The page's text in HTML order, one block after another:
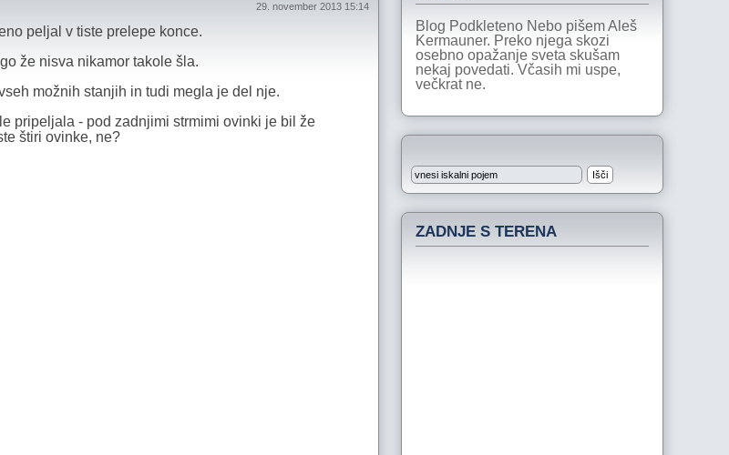
29. november 2013 15:14
peljal v tiste prelepe konce.
že nisva nikamor takole šla.
možnih stanjih in tudi megla je del nje.
pripeljala - pod zadnjimi strmimi ovinki je bil že
štiri ovinke, ne?
Blog Podkleteno Nebo pišem Aleš
Kermauner. Preko njega skozi
osebno opažanje sveta skušam
nekaj povedati. Včasih mi uspe,
večkrat ne.
ZADNJE S TERENA